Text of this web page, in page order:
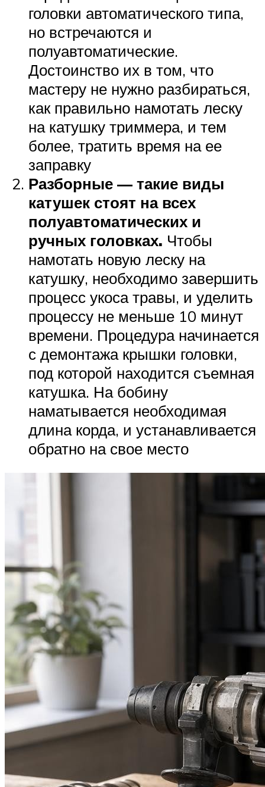
головки автоматического типа,
но встречаются и
полуавтоматические.
Достоинство их в том, что
мастеру не нужно разбираться,
как правильно намотать леску
на катушку триммера, и тем
более, тратить время на ее
заправку
Разборные — такие виды
катушек стоят на всех
полуавтоматических и
ручных головках. Чтобы
намотать новую леску на
катушку, необходимо завершить
процесс укоса травы, и уделить
процессу не меньше 10 минут
времени. Процедура начинается
с демонтажа крышки головки,
под которой находится съемная
катушка. На бобину
наматывается необходимая
длина корда, и устанавливается
обратно на свое место